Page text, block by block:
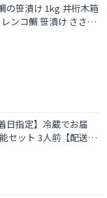
の笹漬け 1kg 井桁木箱
ンコ鯛 笹漬け ささ漬
肴 おつまみ 刺身
道・沖縄・離島】
日指定】冷蔵でお届
セット 3人前【配送不
離島】 小浜市 / 民宿